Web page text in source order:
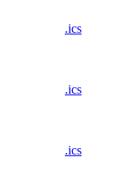
.ics
.ics
.ics